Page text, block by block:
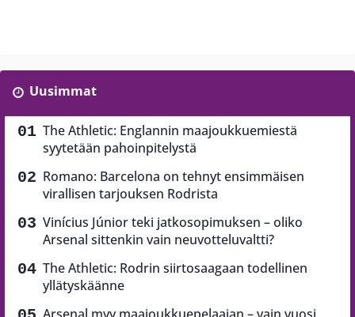
Uusimmat
The Athletic: Englannin maajoukkuemiestä
syytetään pahoinpitelystä
Romano: Barcelona on tehnyt ensimmäisen
virallisen tarjouksen Rodrista
Vinícius Júnior teki jatkosopimuksen – oliko
Arsenal sittenkin vain neuvotteluvaltti?
The Athletic: Rodrin siirtosaagaan todellinen
yllätyskäänne